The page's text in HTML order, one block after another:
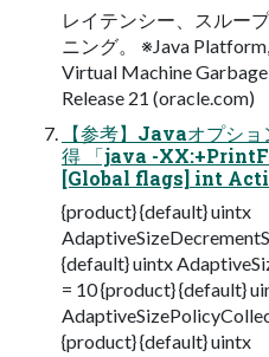
レイテンシー、スルー
ニング。 ※Java
Virtual Machine
Release 21 (oracle.com)
【参考】Javaオプシ
得 「java -
[Global flags] int
{product} {default} uintx
{default} uintx
= 10 {product} {default}
{product} {default} uintx